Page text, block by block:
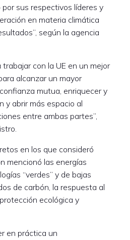
por sus respectivos líderes y
en materia climática
según la agencia
con la UE en un mejor
alcanzar un mayor
mutua, enriquecer y
y abrir más espacio al
entre ambas partes”,
en los que consideró
mencionó las energías
“verdes” y de bajas
de carbón, la respuesta al
ecológica y
en práctica un